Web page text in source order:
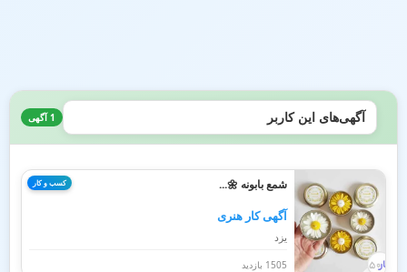
آگهی‌های این کاربر 1 آگهی
کسب و کار شمع بابونه 🌼...
آگهی کار هنری
یزد
1505 بازدید